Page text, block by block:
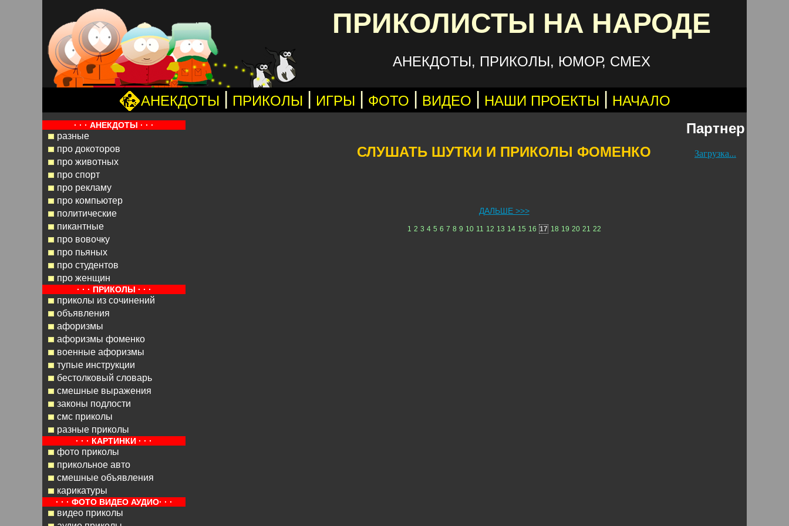
ПРИКОЛИСТЫ НА НАРОДЕ
АНЕКДОТЫ, ПРИКОЛЫ, ЮМОР, СМЕХ
АНЕКДОТЫ | ПРИКОЛЫ | ИГРЫ | ФОТО | ВИДЕО | НАШИ ПРОЕКТЫ | НАЧАЛО
· · · АНЕКДОТЫ · · ·
разные
про докоторов
про животных
про спорт
про рекламу
про компьютер
политические
пикантные
про вовочку
про пьяных
про студентов
про женщин
· · · ПРИКОЛЫ · · ·
приколы из сочинений
объявления
афоризмы
афоризмы фоменко
военные афоризмы
тупые инструкции
бестолковый словарь
смешные выражения
законы подлости
смс приколы
разные приколы
· · · КАРТИНКИ · · ·
фото приколы
прикольное авто
смешные объявления
карикатуры
· · · ФОТО ВИДЕО АУДИО· · ·
видео приколы
Партнер
Загрузка...
СЛУШАТЬ ШУТКИ И ПРИКОЛЫ ФОМЕНКО
ДАЛЬШЕ >>>
1 2 3 4 5 6 7 8 9 10 11 12 13 14 15 16 17 18 19 20 21 22